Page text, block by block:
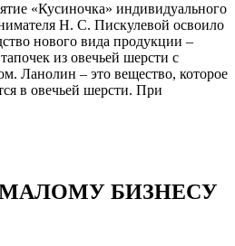
«Кусиночка» индивидуального
Н. С. Пискулевой освоило
нового вида продукции –
из овечьей шерсти с
Ланолин – это вещество, которое
в овечьей шерсти. При
БИЗНЕСУ